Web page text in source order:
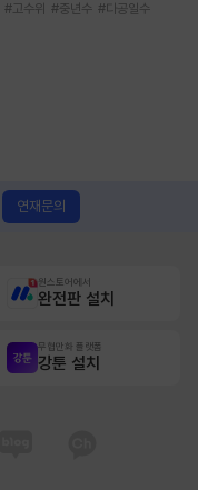
#고수위 #중년수 #다공일수
연재문의
원스토어에서
완전판 설치
무협만화 플랫폼
강툰 설치